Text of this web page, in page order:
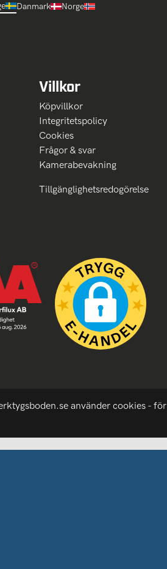
Danmark Norge
Villkor
Köpvillkor
Integritetspolicy
Cookies
Frågor & svar
Kamerabevakning
Tillgänglighetsredogörelse
använder cookies - för